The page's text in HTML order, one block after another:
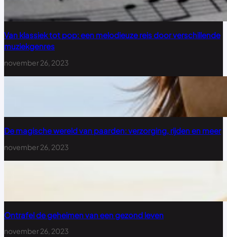
Van klassiek tot pop: een melodieuze reis door verschillende
muziekgenres
november 26, 2023
De magische wereld van paarden: verzorging, rijden en meer
november 26, 2023
Ontrafel de geheimen van een gezond leven
november 26, 2023